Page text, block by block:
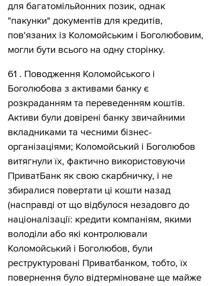
для багатомільйонних позик, однак
"пакунки" документів для кредитів,
пов'язаних із Коломойським і Боголюбовим,
могли бути всього на одну сторінку.
61 . Поводження Коломойського і
Боголюбова з активами банку є
розкраданням та переведенням коштів.
Активи були довірені банку звичайними
вкладниками та чесними бізнес-
організаціями; Коломойський і Боголюбов
витягнули їх, фактично використовуючи
ПриватБанк як свою скарбничку, і не
збиралися повертати ці кошти назад
(насправді от що відбулося незадовго до
націоналізації: кредити компаніям, якими
володіли або які контролювали
Коломойський і Боголюбов, були
реструктуровані Приватбанком, тобто, їх
повернення було відтерміноване ще майже